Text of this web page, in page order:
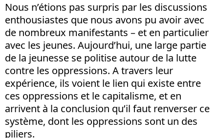
Nous n’étions pas surpris par les discussions
enthousiastes que nous avons pu avoir avec
de nombreux manifestants – et en particulier
avec les jeunes. Aujourd’hui, une large partie
de la jeunesse se politise autour de la lutte
contre les oppressions. A travers leur
expérience, ils voient le lien qui existe entre
ces oppressions et le capitalisme, et en
arrivent à la conclusion qu’il faut renverser ce
système, dont les oppressions sont un des
piliers.